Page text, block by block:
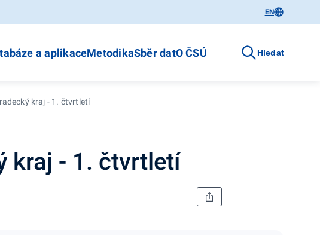
EN
a aplikaceMetodikaSběr datO ČSÚ Hledat
kraj - 1. čtvrtletí
kraj - 1. čtvrtletí